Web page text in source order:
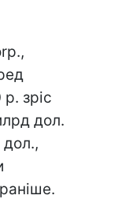
зріс
дол.